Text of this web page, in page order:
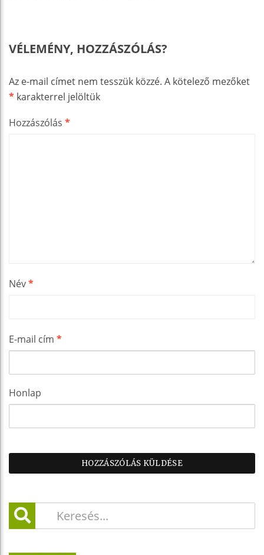
VÉLEMÉNY, HOZZÁSZÓLÁS?
Az e-mail címet nem tesszük közzé. A kötelező mezőket
* karakterrel jelöltük
Hozzászólás *
Név*
E-mail cím *
Honlap